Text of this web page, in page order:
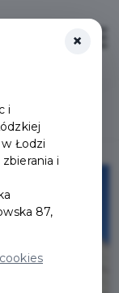
×
i
Łodzi
i
87,